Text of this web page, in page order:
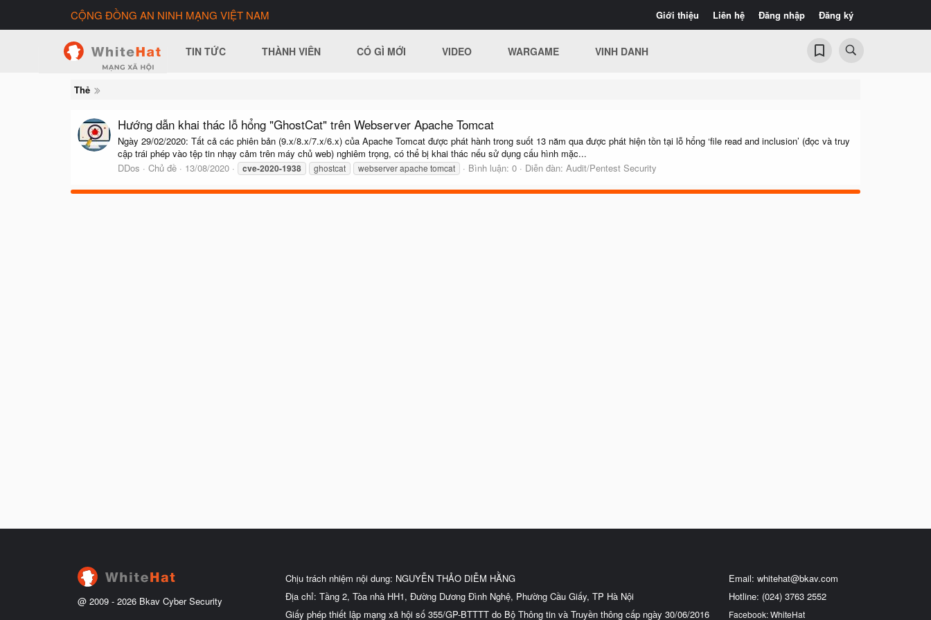
Giới thiệu Liên hệ Đăng nhập Đăng ký
CỘNG ĐỒNG AN NINH MẠNG VIỆT NAM
TIN TỨC THÀNH VIÊN CÓ GÌ MỚI VIDEO WARGAME VINH DANH
Thẻ
Hướng dẫn khai thác lỗ hổng "GhostCat" trên Webserver Apache Tomcat
Ngày 29/02/2020: Tất cả các phiên bản (9.x/8.x/7.x/6.x) của Apache Tomcat được phát hành trong suốt 13 năm qua được phát hiện tồn tại lỗ hổng ‘file read and inclusion’ (đọc và truy
cập trái phép vào tệp tin nhạy cảm trên máy chủ web) nghiêm trọng, có thể bị khai thác nếu sử dụng cấu hình mặc...
DDos
Chủ đề 13/08/2020 cve-2020-1938 ghostcat webserver apache tomcat Bình luận: 0 Diễn đàn: Audit/Pentest Security
@ 2009 - 2026 Bkav Cyber Security
Chịu trách nhiệm nội dung: NGUYỄN THẢO DIỄM HẰNG
Địa chỉ: Tầng 2, Tòa nhà HH1, Đường Dương Đình Nghệ, Phường Cầu Giấy, TP Hà Nội
Giấy phép thiết lập mạng xã hội số 355/GP-BTTTT do Bộ Thông tin và Truyền thông cấp ngày 30/06/2016
Email: whitehat@bkav.com
Hotline: (024) 3763 2552
Facebook: WhiteHat